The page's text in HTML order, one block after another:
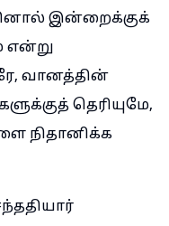
இன்றைக்குக்
என்று
வானத்தின்
தெரியுமே,
நிதானிக்க